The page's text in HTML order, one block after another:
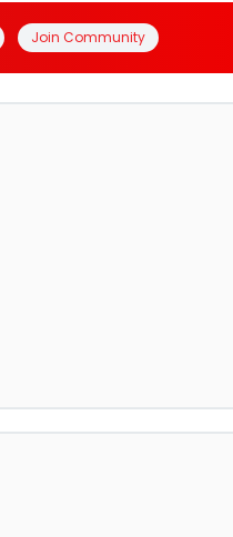
Join Community